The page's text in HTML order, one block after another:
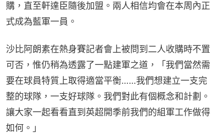
購，直至軒達臣隨後加盟。兩人相信均會在本周內正
式成為藍軍一員。
沙比阿朗素在熱身賽記者會上被問到二人收購時不置
可否，惟仍稍為透露了一點建軍之道，「我們當然需
要在球員特質上取得適當平衡……我們想建立一支完
整的球隊，一支好球隊。我們對此有個概念和計劃。
讓大家一起看看直到英超開季前我們的組軍工作做得
如何。」